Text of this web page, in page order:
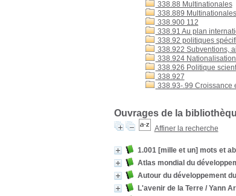
338.88 Multinationales
338.889
338.900 112
338.91 Au plan
338.92 politiques
338.922 Subventions,
338.924
338.926 Politique
338.927
338.93-.99 Croissance
Ouvrages de la
Affiner la recherche
1.001 [mille et un] mots et
Atlas mondial du
Autour du développement
L'avenir de la Terre/ Yann